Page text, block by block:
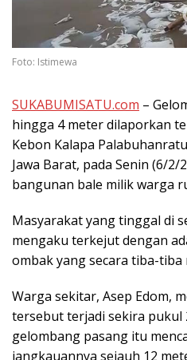
Foto: Istimewa
SUKABUMISATU.com –
hingga 4 meter dilaporkan
Kebon Kalapa
Jawa Barat, pada Senin (6/2/
bangunan bale milik warga
Masyarakat yang tinggal di
mengaku terkejut dengan
ombak yang secara tiba-tiba
Warga sekitar, Asep Edom,
tersebut terjadi sekira pukul
gelombang pasang itu
jangkauannya sejauh 12